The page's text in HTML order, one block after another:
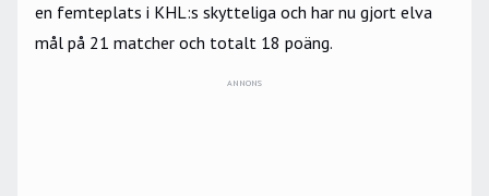
en femteplats i KHL:s skytteliga och har nu gjort elva
mål på 21 matcher och totalt 18 poäng.
ANNONS